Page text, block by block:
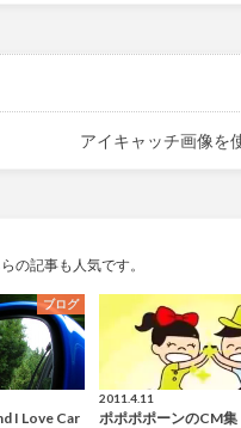
アイキャッチ画像を
の記事も人気です。
ブログ
I Love Car
2011.4.11
ポポポポーンのCM集